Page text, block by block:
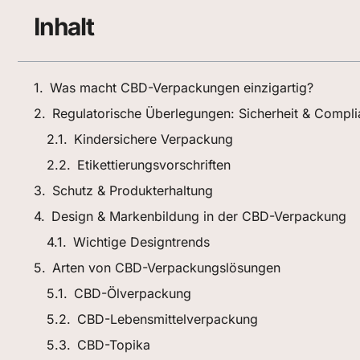
Inhalt
Was macht CBD-Verpackungen einzigartig?
Regulatorische Überlegungen: Sicherheit &
Kindersichere Verpackung
Etikettierungsvorschriften
Schutz & Produkterhaltung
Design & Markenbildung in der CBD-Verpackung
Wichtige Designtrends
Arten von CBD-Verpackungslösungen
CBD-Ölverpackung
CBD-Lebensmittelverpackung
CBD-Topika